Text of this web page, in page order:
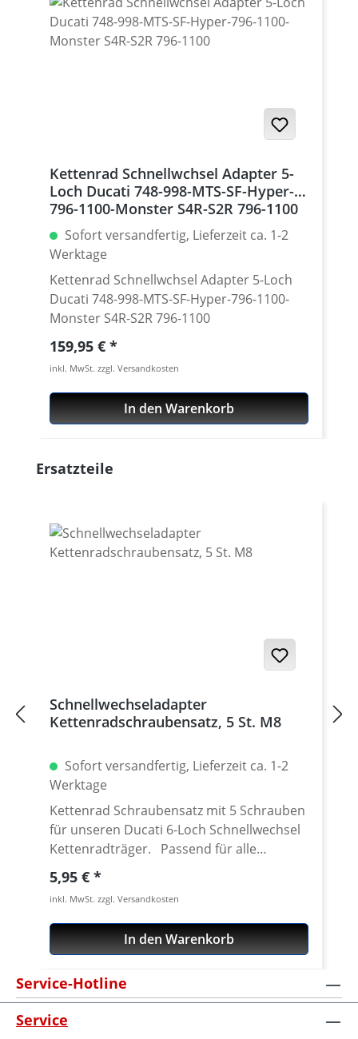
Streetfighter 848, Hypermotrad 796-821-
939 / Hyperstrada 821-939 / Desmosedici
Kettenrad Schnellwchsel Adapter 5-
Loch Ducati 748-998-MTS-SF-Hyper-
796-1100-Monster S4R-S2R 796-1100
Sofort versandfertig, Lieferzeit ca. 1-2
Werktage
Kettenrad Schnellwchsel Adapter 5-Loch
Ducati 748-998-MTS-SF-Hyper-796-1100-
Monster S4R-S2R 796-1100
Regulärer Preis:
159,95 €
inkl. MwSt. zzgl. Versandkosten
In den Warenkorb
Produktgalerie überspringen
Ersatzteile
Schnellwechseladapter
Kettenradschraubensatz, 5 St. M8
Sofort versandfertig, Lieferzeit ca. 1-2
Werktage
Kettenrad Schraubensatz mit 5 Schrauben
für unseren Ducati 6-Loch Schnellwechsel
Kettenradträger. Passend für alle
Kettenräder mit 5 Löchern (kleine Achse)
und Senkung in der Bohrung des
Schraubenlöcher. Material: Stahl, verzinkt
Inhalt: 5 Schrauben
Regulärer Preis:
5,95 €
inkl. MwSt. zzgl. Versandkosten
In den Warenkorb
Service-Hotline
Service